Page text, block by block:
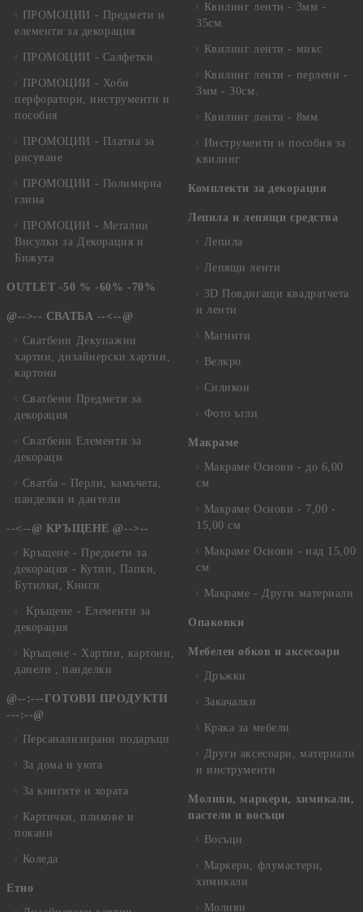
ПРОМОЦИИ - Предмети и
елементи за декорация
ПРОМОЦИИ - Салфетки
ПРОМОЦИИ - Хоби
перфоратори, инструменти и
пособия
ПРОМОЦИИ - Платна за
рисуване
ПРОМОЦИИ - Полимерна
глина
ПРОМОЦИИ - Метални
Висулки за Декорация и
Бижута
OUTLET -50 % -60% -70%
@-->-- СВАТБА --<--@
Сватбени Декупажни
хартии, дизайнерски хартии,
картони
Сватбени Предмети за
декорация
Сватбени Елементи за
декораци
Сватба - Перли, камъчета,
панделки и дантели
--<--@ КРЪЩЕНЕ @-->--
Кръщене - Предмети за
декорация - Кутии, Папки,
Бутилки, Книги
Кръщене - Елементи за
декорация
Кръщене - Хартии, картони,
данели , панделки
@--:---ГОТОВИ ПРОДУКТИ
---:--@
Персанализирани подаръци
За дома и уюта
За книгите и хората
Картички, пликове и
покани
Коледа
Етно
Квилинг ленти - 3мм -
35см.
Квилинг ленти - микс
Квилинг ленти - перлени -
3мм - 30см.
Квилинг ленти - 8мм
Инструменти и пособия за
квилинг
Комплекти за декорация
Лепила и лепящи средства
Лепила
Лепящи ленти
3D Повдигащи квадратчета
и ленти
Магнити
Велкро
Силикон
Фото ъгли
Макраме
Макраме Основи - до 6,00
см
Макраме Основи - 7,00 -
15,00 см
Макраме Основи - над 15,00
см
Макраме - Други материали
Опаковки
Мебелен обков и аксесоари
Дръжки
Закачалки
Крака за мебели
Други аксесоари, материали
и инструменти
Моливи, маркери, химикали,
пастели и восъци
Восъци
Маркери, флумастери,
химикали
Моливи